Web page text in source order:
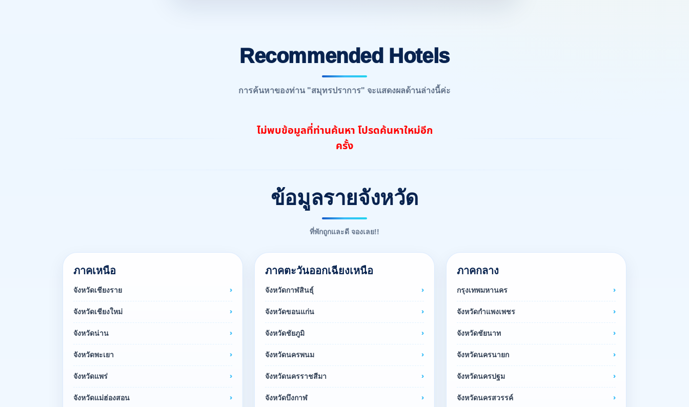
Recommended Hotels
การค้นหาของท่าน "สมุทรปราการ" จะแสดงผลด้านล่างนี้ค่ะ
ไม่พบข้อมูลที่ท่านค้นหา โปรดค้นหาใหม่อีก
ครั้ง
ข้อมูลรายจังหวัด
ที่พักถูกและดี จองเลย!!
ภาคเหนือ
จังหวัดเชียงราย
จังหวัดเชียงใหม่
จังหวัดน่าน
จังหวัดพะเยา
จังหวัดแพร่
จังหวัดแม่ฮ่องสอน
ภาคตะวันออกเฉียงเหนือ
จังหวัดกาฬสินธุ์
จังหวัดขอนแก่น
จังหวัดชัยภูมิ
จังหวัดนครพนม
จังหวัดนครราชสีมา
จังหวัดบึงกาฬ
ภาคกลาง
กรุงเทพมหานคร
จังหวัดกำแพงเพชร
จังหวัดชัยนาท
จังหวัดนครนายก
จังหวัดนครปฐม
จังหวัดนครสวรรค์